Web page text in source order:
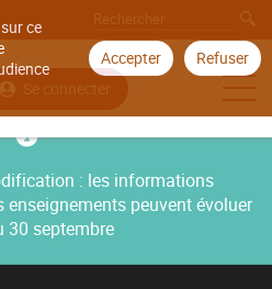
ce
Accepter Refuser
Se connecter
: les informations
peuvent évoluer
30 septembre